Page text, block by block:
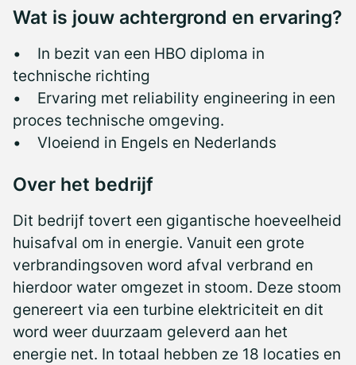
Wat is jouw achtergrond en ervaring?
• In bezit van een HBO diploma in
technische richting
• Ervaring met reliability engineering in een
proces technische omgeving.
• Vloeiend in Engels en Nederlands
Over het bedrijf
Dit bedrijf tovert een gigantische hoeveelheid
huisafval om in energie. Vanuit een grote
verbrandingsoven word afval verbrand en
hierdoor water omgezet in stoom. Deze stoom
genereert via een turbine elektriciteit en dit
word weer duurzaam geleverd aan het
energie net. In totaal hebben ze 18 locaties en